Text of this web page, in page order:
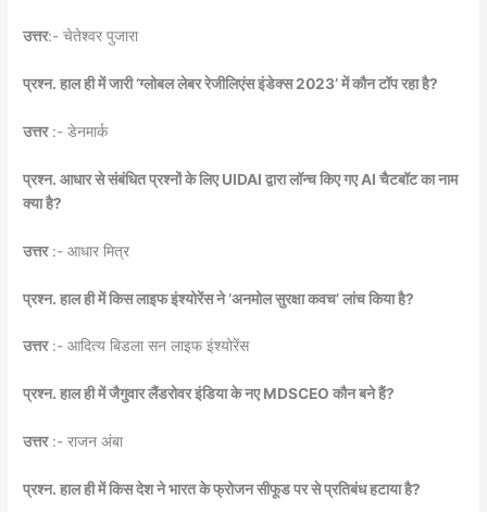
उत्तर:- चेतेश्वर पुजारा
प्रश्न. हाल ही में जारी ‘ग्लोबल लेबर रेजीलिएंस इंडेक्स 2023’ में कौन टॉप रहा है?
उत्तर:- डेनमार्क
प्रश्न. आधार से संबंधित प्रश्नों के लिए UIDAI द्वारा लॉन्च किए गए AI चैटबॉट का नाम
क्या है?
उत्तर:- आधार मित्र
प्रश्न. हाल ही में किस लाइफ इंश्योरेंस ने ‘अनमोल सुरक्षा कवच’ लांच किया है?
उत्तर:- आदित्य बिडला सन लाइफ इंश्योरेंस
प्रश्न. हाल ही में जैगुवार लैंडरोवर इंडिया के नए MDSCEO कौन बने हैं?
उत्तर:- राजन अंबा
प्रश्न. हाल ही में किस देश ने भारत के फ्रोजन सीफूड पर से प्रतिबंध हटाया है?